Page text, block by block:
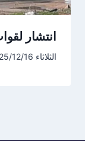
انتشار
الثلاثاء 2025/12/16